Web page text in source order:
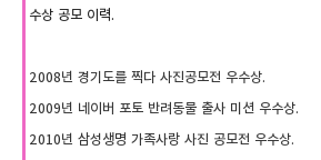
수상 공모 이력.
2008년 경기도를 찍다 사진공모전 우수상.
2009년 네이버 포토 반려동물 출사 미션 우수상.
2010년 삼성생명 가족사랑 사진 공모전 우수상.